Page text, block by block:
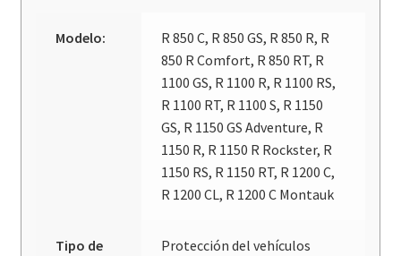
Modelo:
R 850 C, R 850 GS, R 850 R, R
850 R Comfort, R 850 RT, R
1100 GS, R 1100 R, R 1100 RS,
R 1100 RT, R 1100 S, R 1150
GS, R 1150 GS Adventure, R
1150 R, R 1150 R Rockster, R
1150 RS, R 1150 RT, R 1200 C,
R 1200 CL, R 1200 C Montauk
Tipo de
Protección del vehículos